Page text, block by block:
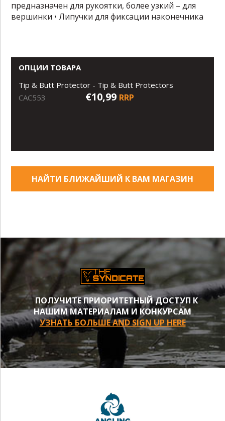
предназначен для рукоятки, более узкий – для
вершинки • Липучки для фиксации наконечника
ОПЦИИ ТОВАРА
Tip & Butt Protector - Tip & Butt Protectors
CAC553
€10,99 RRP
НАЙТИ БЛИЖАЙШИЙ К ВАМ МАГАЗИН
ПОЛУЧИТЕ ПРИОРИТЕТНЫЙ ДОСТУП К
НАШИМ МАТЕРИАЛАМ И КОНКУРСАМ
УЗНАТЬ БОЛЬШЕ AND SIGN UP HERE